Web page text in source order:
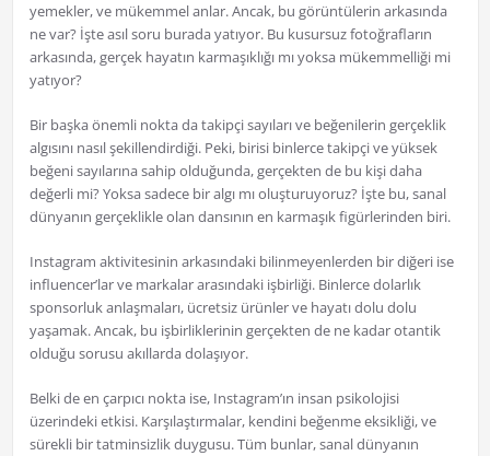
yemekler, ve mükemmel anlar. Ancak, bu görüntülerin arkasında
ne var? İşte asıl soru burada yatıyor. Bu kusursuz fotoğrafların
arkasında, gerçek hayatın karmaşıklığı mı yoksa mükemmelliği mi
yatıyor?
Bir başka önemli nokta da takipçi sayıları ve beğenilerin gerçeklik
algısını nasıl şekillendirdiği. Peki, birisi binlerce takipçi ve yüksek
beğeni sayılarına sahip olduğunda, gerçekten de bu kişi daha
değerli mi? Yoksa sadece bir algı mı oluşturuyoruz? İşte bu, sanal
dünyanın gerçeklikle olan dansının en karmaşık figürlerinden biri.
Instagram aktivitesinin arkasındaki bilinmeyenlerden bir diğeri ise
influencer’lar ve markalar arasındaki işbirliği. Binlerce dolarlık
sponsorluk anlaşmaları, ücretsiz ürünler ve hayatı dolu dolu
yaşamak. Ancak, bu işbirliklerinin gerçekten de ne kadar otantik
olduğu sorusu akıllarda dolaşıyor.
Belki de en çarpıcı nokta ise, Instagram’ın insan psikolojisi
üzerindeki etkisi. Karşılaştırmalar, kendini beğenme eksikliği, ve
sürekli bir tatminsizlik duygusu. Tüm bunlar, sanal dünyanın